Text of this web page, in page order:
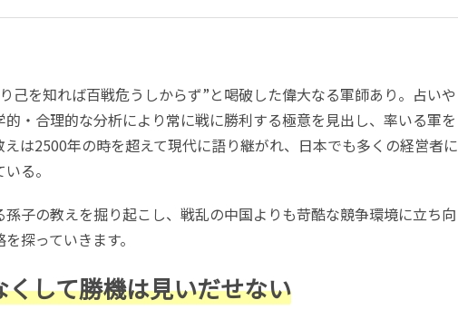
己を知れば百戦危うしからず”と喝破した偉大なる軍師あり。占いや
・合理的な分析により常に戦に勝利する極意を見出し、率いる軍を
は2500年の時を超えて現代に語り継がれ、日本でも多くの経営者に
る。
子の教えを掘り起こし、戦乱の中国よりも苛酷な競争環境に立ち向
探っていきます。
して勝機は見いだせない